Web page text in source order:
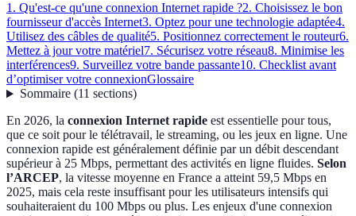
1. Qu'est-ce qu'une connexion Internet rapide ?2. Choisissez le bon
fournisseur d'accès Internet3. Optez pour une technologie adaptée4.
Utilisez des câbles de qualité5. Positionnez correctement le routeur6.
Mettez à jour votre matériel7. Sécurisez votre réseau8. Minimise les
interférences9. Surveillez votre bande passante10. Checklist avant
d’optimiser votre connexionGlossaire
Sommaire(11 sections)
En 2026, la connexion Internet rapide est essentielle pour tous,
que ce soit pour le télétravail, le streaming, ou les jeux en ligne. Une
connexion rapide est généralement définie par un débit descendant
supérieur à 25 Mbps, permettant des activités en ligne fluides. Selon
l’ARCEP, la vitesse moyenne en France a atteint 59,5 Mbps en
2025, mais cela reste insuffisant pour les utilisateurs intensifs qui
souhaiteraient du 100 Mbps ou plus. Les enjeux d'une connexion